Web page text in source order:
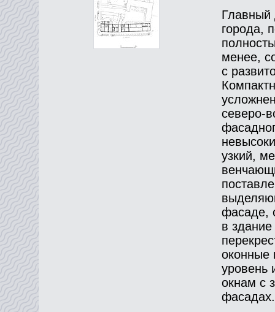
Главный
города,
менее,
с
северо-
узкий,
фасаде,
в
оконные
уровень
окнам с
фасадах.